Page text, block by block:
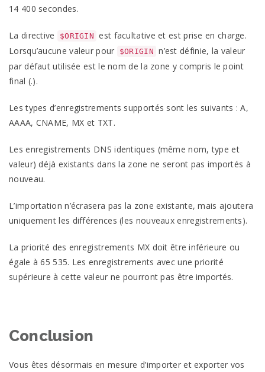
14 400 secondes.
La directive $ORIGIN est facultative et est prise en charge.
Lorsqu’aucune valeur pour
$ORIGIN n’est définie, la valeur
par défaut utilisée est le nom de la zone y compris le point
final (.).
Les types d’enregistrements supportés sont les suivants : A,
AAAA, CNAME, MX et TXT.
Les enregistrements DNS identiques (même nom, type et
valeur) déjà existants dans la zone ne seront pas importés à
nouveau.
L’importation n’écrasera pas la zone existante, mais ajoutera
uniquement les différences (les nouveaux enregistrements).
La priorité des enregistrements MX doit être inférieure ou
égale à 65 535. Les enregistrements avec une priorité
supérieure à cette valeur ne pourront pas être importés.
Conclusion
Vous êtes désormais en mesure d’importer et exporter vos